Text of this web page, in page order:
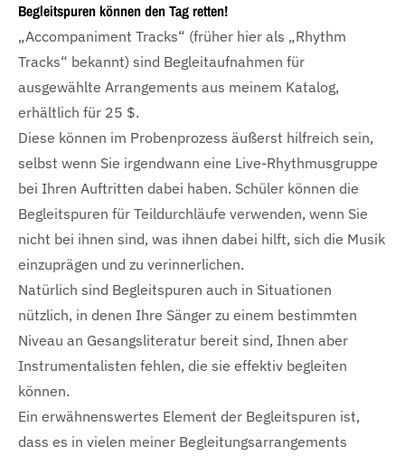
Begleitspuren können den Tag retten!
„Accompaniment Tracks“ (früher hier als „Rhythm
Tracks“ bekannt) sind Begleitaufnahmen für
ausgewählte Arrangements aus meinem Katalog,
erhältlich für 25 $.
Diese können im Probenprozess äußerst hilfreich sein,
selbst wenn Sie irgendwann eine Live-Rhythmusgruppe
bei Ihren Auftritten dabei haben. Schüler können die
Begleitspuren für Teildurchläufe verwenden, wenn Sie
nicht bei ihnen sind, was ihnen dabei hilft, sich die Musik
einzuprägen und zu verinnerlichen.
Natürlich sind Begleitspuren auch in Situationen
nützlich, in denen Ihre Sänger zu einem bestimmten
Niveau an Gesangsliteratur bereit sind, Ihnen aber
Instrumentalisten fehlen, die sie effektiv begleiten
können.
Ein erwähnenswertes Element der Begleitspuren ist,
dass es in vielen meiner Begleitungsarrangements